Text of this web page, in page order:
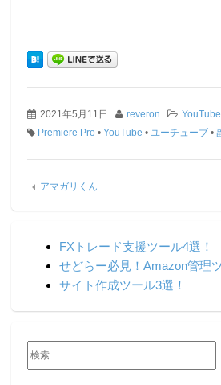
2021年5月11日 reveron YouTube
Premiere Pro • YouTube • ユーチューブ •
アマガリくん
FXトレード支援ツール4選！
せどらー必見！Amazon管理
サイト作成ツール3選！
検
索: